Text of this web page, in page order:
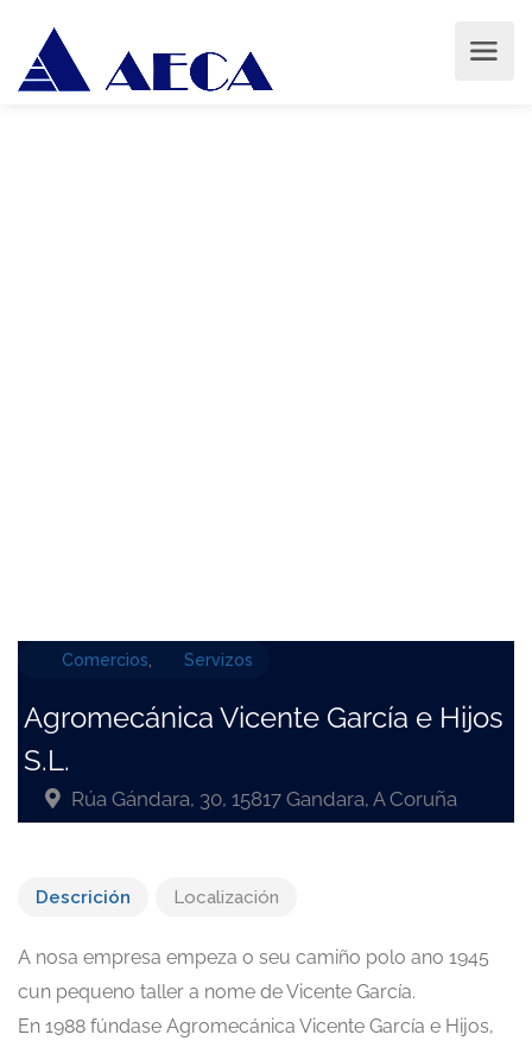
Comercios Servizos
Agromecánica Vicente García e Hijos
S.L.
Rúa Gándara, 30, 15817 Gandara, A Coruña
Descrición Localización
A nosa empresa empeza o seu camiño polo ano 1945
cun pequeno taller a nome de Vicente García.
En 1988 fúndase Agromecánica Vicente García e Hijos,